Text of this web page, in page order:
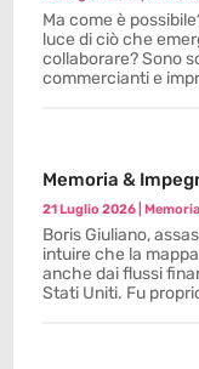
Ma come è
luce di ciò che
collaborare? Sono
commercianti e
Memoria &
21 Luglio 2026 |
Boris Giuliano,
intuire che la
anche dai flussi
Stati Uniti. Fu